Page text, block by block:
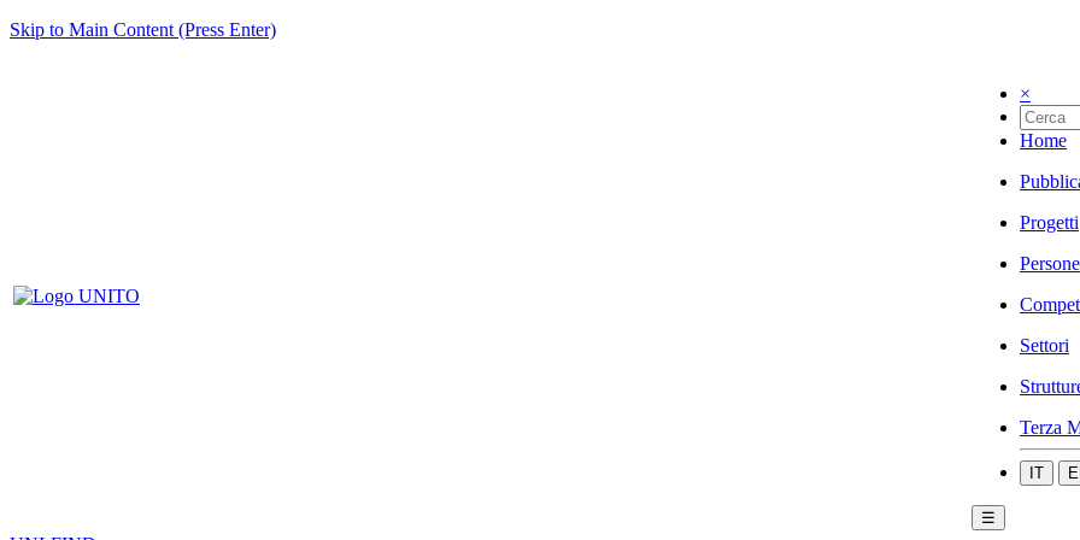
Skip to Main Content (Press Enter)
×
Home
Progetti
Persone
Settori
Terza
IT
☰